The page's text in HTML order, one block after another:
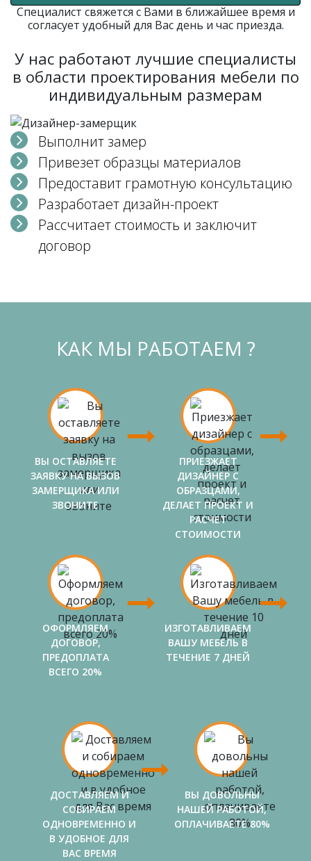
Специалист свяжется с Вами в ближайшее время и
согласует удобный для Вас день и час приезда.
У нас работают лучшие специалисты
в области проектирования мебели по
индивидуальным размерам
Выполнит замер
Привезет образцы материалов
Предоставит грамотную консультацию
Разработает дизайн-проект
Рассчитает стоимость и заключит
договор
КАК МЫ РАБОТАЕМ ?
ВЫ ОСТАВЛЯЕТЕ
ЗАЯВКУ НА ВЫЗОВ
ЗАМЕРЩИКА ИЛИ
ЗВОНИТЕ
ПРИЕЗЖАЕТ
ДИЗАЙНЕР С
ОБРАЗЦАМИ,
ДЕЛАЕТ ПРОЕКТ И
РАСЧЕТ
СТОИМОСТИ
ОФОРМЛЯЕМ
ДОГОВОР,
ПРЕДОПЛАТА
ВСЕГО 20%
ИЗГОТАВЛИВАЕМ
ВАШУ МЕБЕЛЬ В
ТЕЧЕНИЕ 7 ДНЕЙ
ДОСТАВЛЯЕМ И
СОБИРАЕМ
ОДНОВРЕМЕННО И
В УДОБНОЕ ДЛЯ
ВАС ВРЕМЯ
ВЫ ДОВОЛЬНЫ
НАШЕЙ РАБОТОЙ,
ОПЛАЧИВАЕТЕ 80%